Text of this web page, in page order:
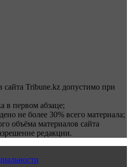
сайта Tribune.kz допустимо при
в первом абзаце;
не более 30% всего материала;
объёма материалов сайта
редакции.